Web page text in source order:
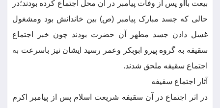
بیعت بااو پس از وفات پیامبر در ان محل اجتماع کرده بودند؛در
حالی که جسد مبارک پیامبر (ص) بین خاندانش بود ومشغول
غسل دادن جسد مطهر آن حضرت بودند چون خبر اجتماع
سقیفه به گروه پیرو ابوبکر وعمر رسید ایشان نیز باسرعت به
اجتماع سقیفه ملحق شدند.
آثار اجتماع سقیفه
در اثر اجتماع در آن سقیفه شریعت اسلام پس از پیامبر اکرم